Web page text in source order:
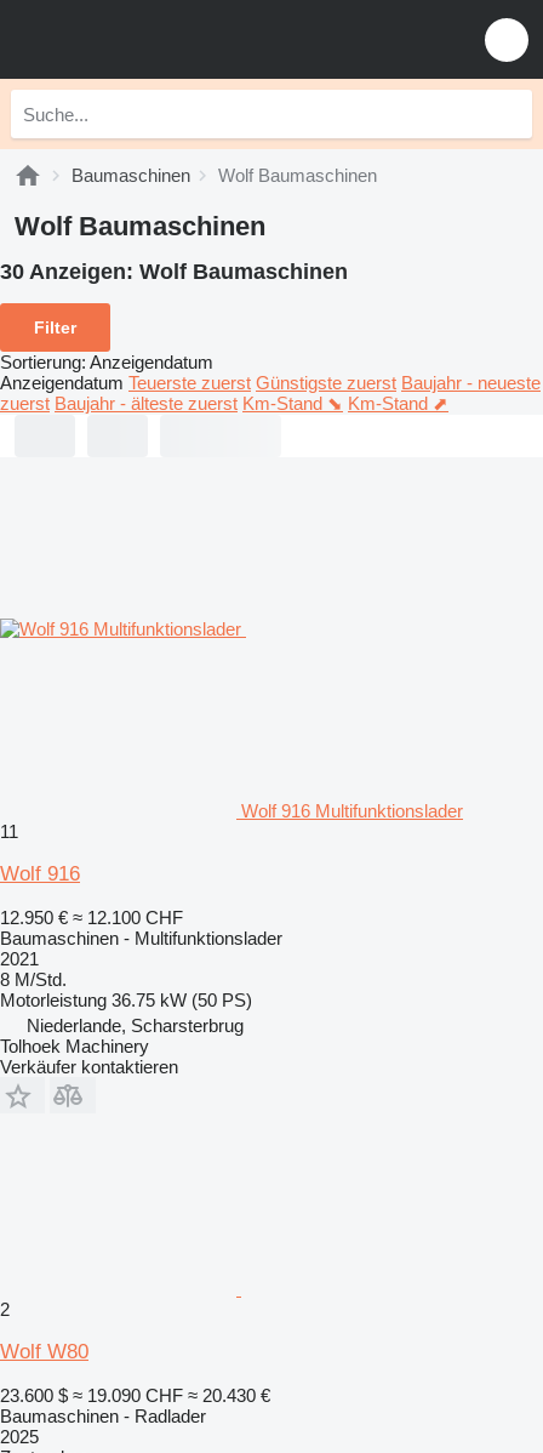
Baumaschinen Wolf Baumaschinen
Wolf Baumaschinen
30 Anzeigen: Wolf Baumaschinen
Filter
Sortierung: Anzeigendatum
Anzeigendatum Teuerste zuerst Günstigste zuerst Baujahr - neueste
zuerst Baujahr - älteste zuerst Km-Stand ⬊ Km-Stand ⬈
Wolf 916 Multifunktionslader
11
Wolf 916
12.950 € ≈ 12.100 CHF
Baumaschinen - Multifunktionslader
2021
8 M/Std.
Motorleistung 36.75 kW (50 PS)
Niederlande, Scharsterbrug
Tolhoek Machinery
Verkäufer kontaktieren
2
Wolf W80
23.600 $ ≈ 19.090 CHF ≈ 20.430 €
Baumaschinen - Radlader
2025